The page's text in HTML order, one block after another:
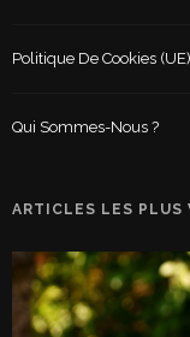
Politique De Cookies (UE)
Qui Sommes-Nous ?
ARTICLES LES PLUS